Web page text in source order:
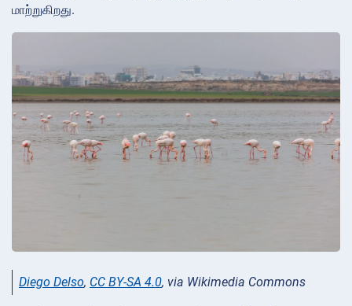
மாற்றுகிறது.
Diego Delso, CC BY-SA 4.0, via Wikimedia Commons